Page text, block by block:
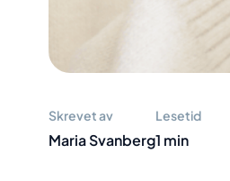
Skrevet av
Maria Svanberg
Lesetid
1 min